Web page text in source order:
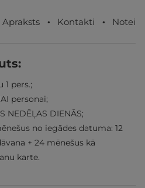
Apraksts Kontakti
1 pers.;
personai;
NEDĒĻAS DIENĀS;
no iegādes datuma: 12
+ 24 mēnešus kā
karte.